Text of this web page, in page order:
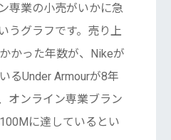
専業の小売がいかに急
うグラフです。売り上
かった年数が、Nikeが
るUnder Armourが8年
オンライン専業ブラン
に達しているとい